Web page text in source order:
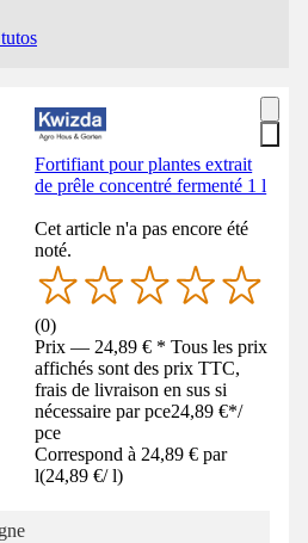
Fortifiant pour plantes extrait
de prêle concentré fermenté 1 l
Cet article n'a pas encore été
noté.
(0)
Prix — 24,89 € * Tous les prix
affichés sont des prix TTC,
frais de livraison en sus si
nécessaire par pce24,89 €*/
pce
Correspond à 24,89 € par
l(24,89 €/ l)